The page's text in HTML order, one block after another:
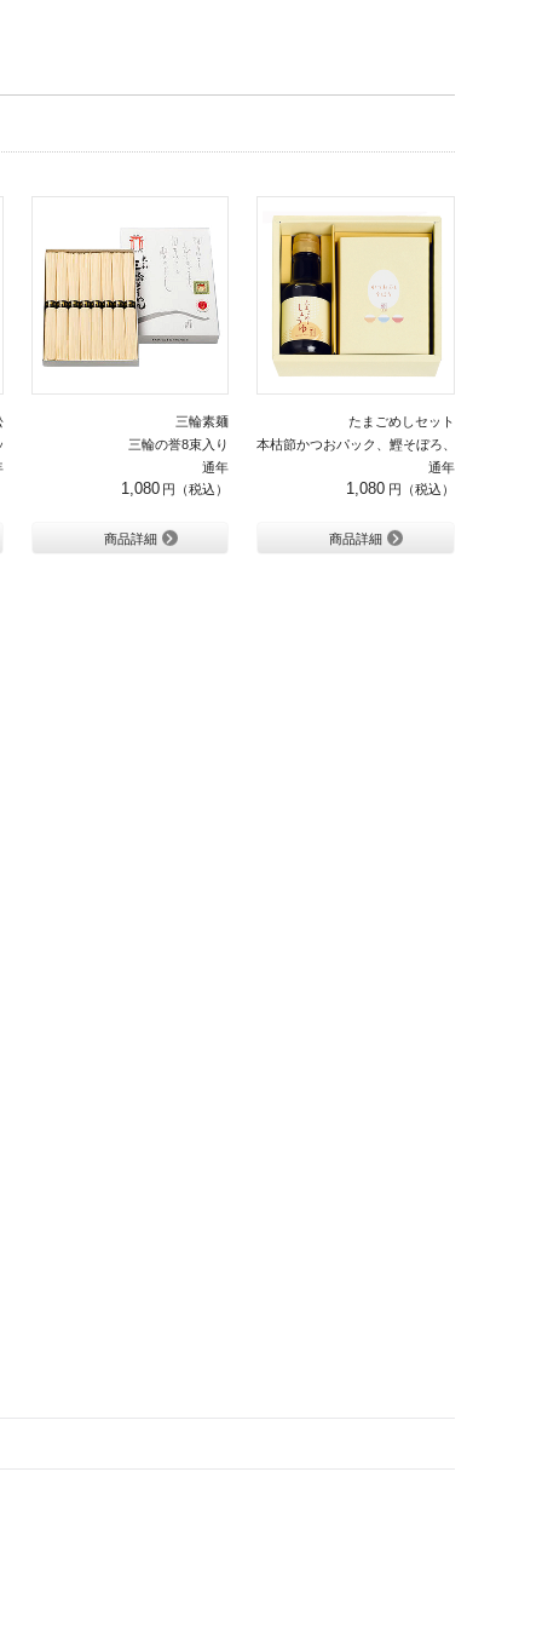
ト 15枚詰合せ
三輪素麺
三輪の誉8束入り
通年
1,080
商品詳細
たまごめしセット
本枯節かつおパック、鰹そぼろ、たまごかけ醤
通年
1,080
商品詳細